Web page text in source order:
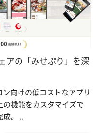
アの「みせぷり」を深
向けの低コストなアプリ
機能をカスタマイズで
成。...